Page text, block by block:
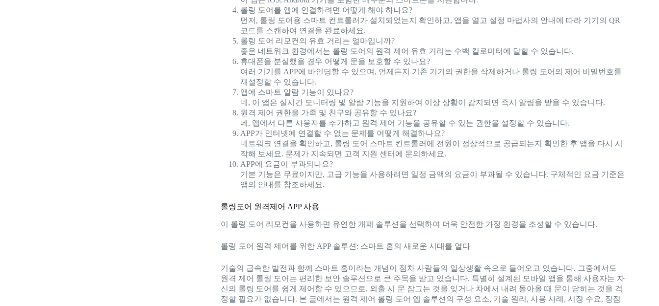
롤링 도어를 앱에 연결하려면 어떻게 해야 하나요?
먼저, 롤링 도어용 스마트 컨트롤러가 설치되었는지 확인하고, 앱을 열고 설정 마법사의 안내에 따라 기기의 QR
코드를 스캔하여 연결을 완료하세요.
롤링 도어 리모컨의 유효 거리는 얼마입니까?
좋은 네트워크 환경에서는 롤링 도어의 원격 제어 유효 거리는 수백 킬로미터에 달할 수 있습니다.
휴대폰을 분실했을 경우 어떻게 문을 보호할 수 있나요?
여러 기기를 APP에 바인딩할 수 있으며, 언제든지 기존 기기의 권한을 삭제하거나 롤링 도어의 제어 비밀번호를
재설정할 수 있습니다.
앱에 스마트 알람 기능이 있나요?
네, 이 앱은 실시간 모니터링 및 알람 기능을 지원하여 이상 상황이 감지되면 즉시 알림을 받을 수 있습니다.
원격 제어 권한을 가족 및 친구와 공유할 수 있나요?
네, 앱에서 다른 사용자를 추가하고 원격 제어 기능을 공유할 수 있는 권한을 설정할 수 있습니다.
APP가 인터넷에 연결할 수 없는 문제를 어떻게 해결하나요?
네트워크 연결을 확인하고, 롤링 도어 스마트 컨트롤러에 전원이 정상적으로 공급되는지 확인한 후 앱을 다시 시
작해 보세요. 문제가 지속되면 고객 지원 센터에 문의하세요.
APP에 요금이 부과되나요?
기본 기능은 무료이지만, 고급 기능을 사용하려면 일정 금액의 요금이 부과될 수 있습니다. 구체적인 요금 기준은
앱의 안내를 참조하세요.
롤링도어 원격제어 APP 사용
이 롤링 도어 리모컨을 사용하면 유연한 개폐 솔루션을 선택하여 더욱 안전한 가정 환경을 조성할 수 있습니다.
롤링 도어 원격 제어를 위한 APP 솔루션: 스마트 홈의 새로운 시대를 열다
기술의 급속한 발전과 함께 스마트 홈이라는 개념이 점차 사람들의 일상생활 속으로 들어오고 있습니다. 그중에서도
원격 제어 롤링 도어는 편리한 보안 솔루션으로 큰 주목을 받고 있습니다. 특별히 설계된 모바일 앱을 통해 사용자는 자
신의 롤링 도어를 쉽게 제어할 수 있으므로, 외출 시 문 잠그는 것을 잊거나 차에서 내려 돌아올 때 문이 닫히는 것을 걱
정할 필요가 없습니다. 본 글에서는 원격 제어 롤링 도어 앱 솔루션의 구성 요소, 기술 원리, 사용 사례, 시장 수요, 장점